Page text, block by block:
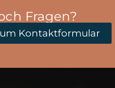
Fragen?
Kontaktformular